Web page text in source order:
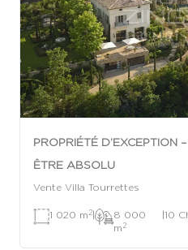
PROPRIÉTÉ D’EXCEPTION
ÊTRE ABSOLU
Vente Villa Tourrettes
1 020 m 2|
8 000
m 2
|10